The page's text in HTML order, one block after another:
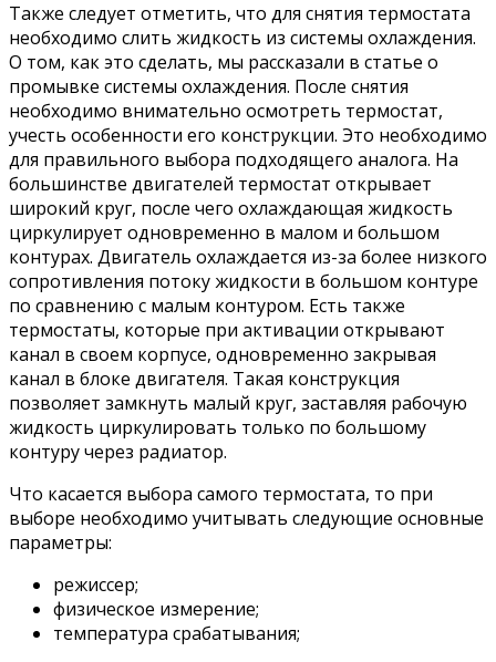
Также следует отметить, что для снятия термостата
необходимо слить жидкость из системы охлаждения.
О том, как это сделать, мы рассказали в статье о
промывке системы охлаждения. После снятия
необходимо внимательно осмотреть термостат,
учесть особенности его конструкции. Это необходимо
для правильного выбора подходящего аналога. На
большинстве двигателей термостат открывает
широкий круг, после чего охлаждающая жидкость
циркулирует одновременно в малом и большом
контурах. Двигатель охлаждается из-за более низкого
сопротивления потоку жидкости в большом контуре
по сравнению с малым контуром. Есть также
термостаты, которые при активации открывают
канал в своем корпусе, одновременно закрывая
канал в блоке двигателя. Такая конструкция
позволяет замкнуть малый круг, заставляя рабочую
жидкость циркулировать только по большому
контуру через радиатор.
Что касается выбора самого термостата, то при
выборе необходимо учитывать следующие основные
параметры:
режиссер;
физическое измерение;
температура срабатывания;